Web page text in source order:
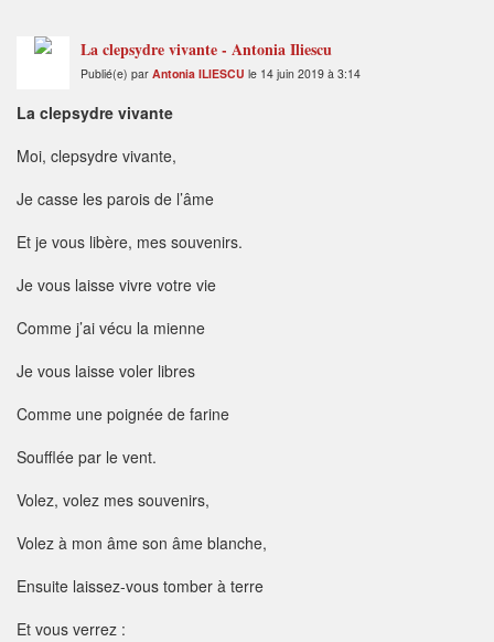
La clepsydre vivante - Antonia Iliescu
Publié(e) par Antonia ILIESCU le 14 juin 2019 à 3:14
La clepsydre vivante
Moi, clepsydre vivante,
Je casse les parois de l’âme
Et je vous libère, mes souvenirs.
Je vous laisse vivre votre vie
Comme j’ai vécu la mienne
Je vous laisse voler libres
Comme une poignée de farine
Soufflée par le vent.
Volez, volez mes souvenirs,
Volez à mon âme son âme blanche,
Ensuite laissez-vous tomber à terre
Et vous verrez :